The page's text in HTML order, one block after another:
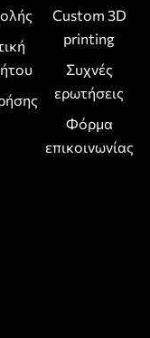
Custom 3D
printing
Συχνές
ερωτήσεις
Φόρμα
επικοινωνίας